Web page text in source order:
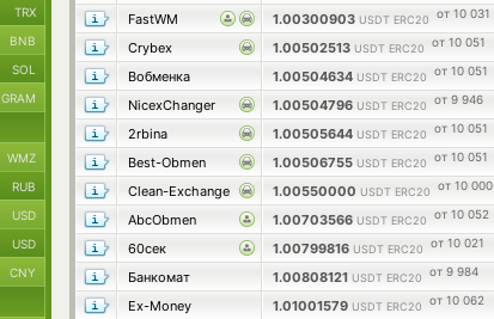
FastWM
1.00300903 USDT ERC20 от 10 031
Crybex
1.00502513 USDT ERC20 от 10 051
Вобменка
1.00504634 USDT ERC20 от 10 051
NicexChanger
1.00504796 USDT ERC20 от 9 946
2rbina
1.00505644 USDT ERC20 от 10 051
Best-Obmen
1.00506755 USDT ERC20 от 10 051
Clean-Exchange
1.00550000 USDT ERC20 от 10 000
AbcObmen
1.00703566 USDT ERC20 от 10 052
60сек
1.00799816 USDT ERC20 от 10 021
Банкомат
1.00808121 USDT ERC20 от 9 984
Ex-Money
1.01001579 USDT ERC20 от 10 062
TRX
BNB
SOL
GRAM
WMZ
RUB
USD
USD
CNY